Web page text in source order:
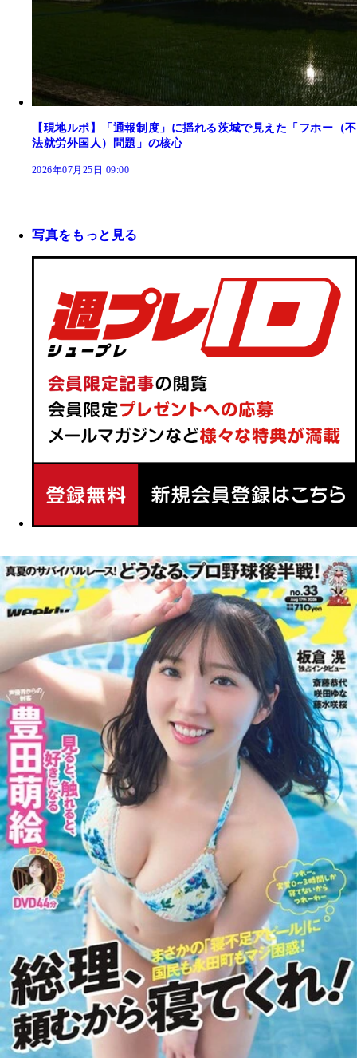
【現地ルポ】「通報制度」に揺れる茨城で見えた「フホー（不
法就労外国人）問題」の核心
2026年07月25日 09:00
写真をもっと見る